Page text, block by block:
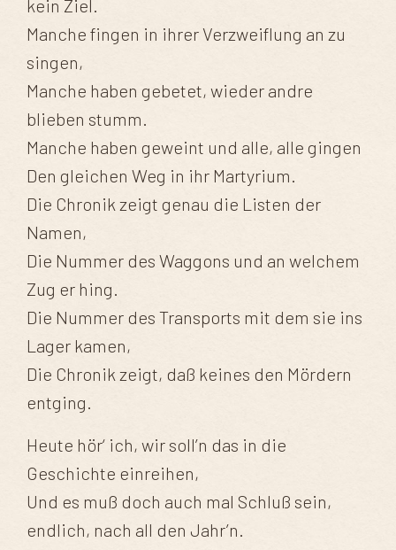
kein Ziel.
Manche fingen in ihrer Verzweiflung an zu
singen,
Manche haben gebetet, wieder andre
blieben stumm.
Manche haben geweint und alle, alle gingen
Den gleichen Weg in ihr Martyrium.
Die Chronik zeigt genau die Listen der
Namen,
Die Nummer des Waggons und an welchem
Zug er hing.
Die Nummer des Transports mit dem sie ins
Lager kamen,
Die Chronik zeigt, daß keines den Mördern
entging.
Heute hör‘ ich, wir soll’n das in die
Geschichte einreihen,
Und es muß doch auch mal Schluß sein,
endlich, nach all den Jahr’n.